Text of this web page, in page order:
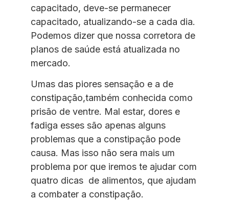
capacitado, deve-se permanecer
capacitado, atualizando-se a cada dia.
Podemos dizer que nossa corretora de
planos de saúde está atualizada no
mercado.
Umas das piores sensação e a de
constipação,também conhecida como
prisão de ventre. Mal estar, dores e
fadiga esses são apenas alguns
problemas que a constipação pode
causa. Mas isso não sera mais um
problema por que iremos te ajudar com
quatro dicas de alimentos, que ajudam
a combater a constipação.